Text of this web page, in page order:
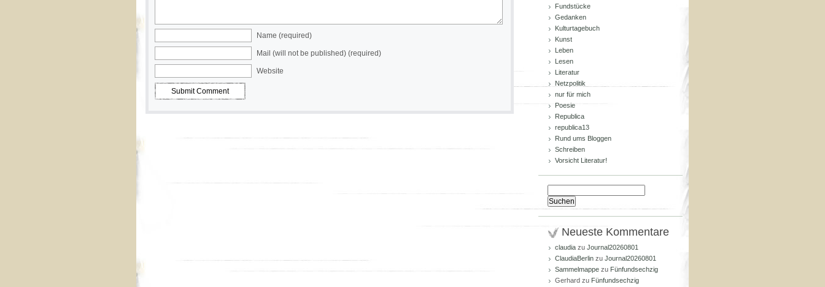
Name (required)
Mail (will not be published) (required)
Website
Fundstücke
Gedanken
Kulturtagebuch
Kunst
Leben
Lesen
Literatur
Netzpolitik
nur für mich
Poesie
Republica
republica13
Rund ums Bloggen
Schreiben
Vorsicht Literatur!
nach:
Neueste Kommentare
claudia zu Journal20260801
ClaudiaBerlin zu Journal20260801
Sammelmappe zu Fünfundsechzig
Gerhard zu Fünfundsechzig